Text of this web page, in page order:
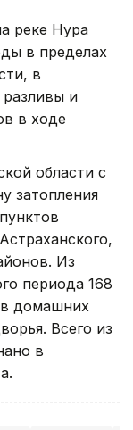
реке Нура
в пределах
в
и
в ходе
области с
затопления
Из
периода 168
домашних
Всего из
в